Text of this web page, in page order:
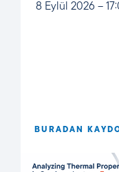
8 Eylül 2026 –
BURADAN